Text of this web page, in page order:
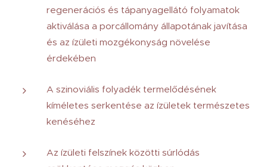
regenerációs és tápanyagellátó folyamatok
aktiválása a porcállomány állapotának javítása
és az ízületi mozgékonyság növelése
érdekében
A szinoviális folyadék termelődésének
kíméletes serkentése az ízületek természetes
kenéséhez
Az ízületi felszínek közötti súrlódás